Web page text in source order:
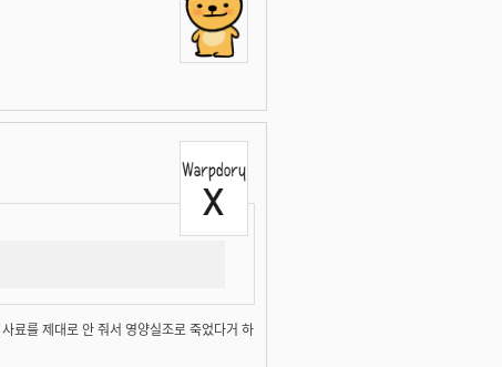
료를 제대로 안 줘서 영양실조로 죽었다거 하